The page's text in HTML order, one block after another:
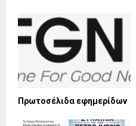
Πρωτοσέλιδα εφημερίδων